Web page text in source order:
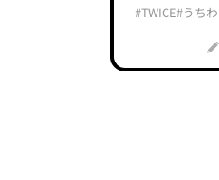
#TWICE#うち